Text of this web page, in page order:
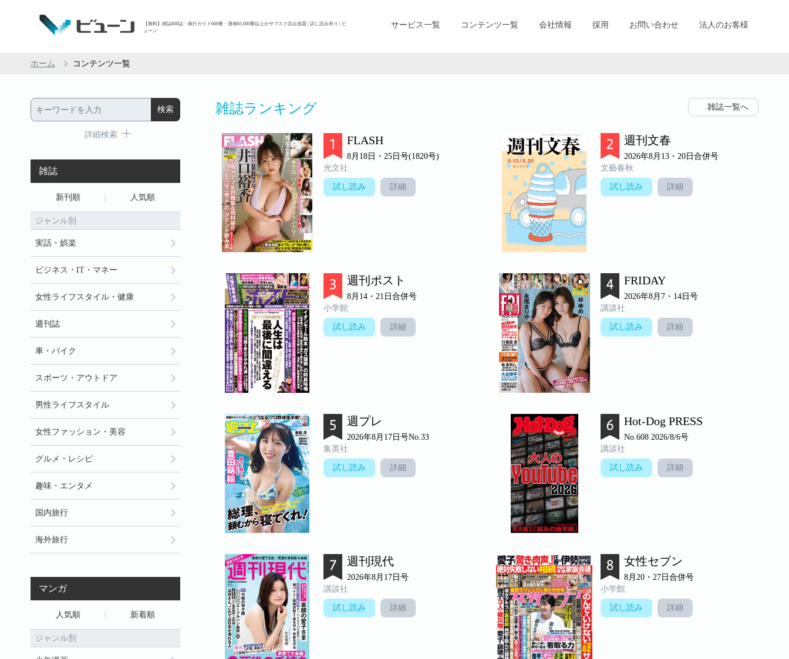
【無料】雑誌800誌・旅行ガイド600冊・漫画65,000冊以上がサブスク読み放題 | 試し読み有り | ビ
ューン
サービス一覧 コンテンツ一覧 会社情報 採用 お問い合わせ 法人のお客様
ホーム コンテンツ一覧
雑誌ランキング 雑誌一覧へ
FLASH
8月18日・25日号(1820号)
光文社
試し読み 詳細
週刊文春
2026年8月13・20日合併号
文藝春秋
試し読み 詳細
週刊ポスト
8月14・21日合併号
小学館
試し読み 詳細
FRIDAY
2026年8月7・14日号
講談社
試し読み 詳細
週プレ
2026年8月17日号No.33
集英社
試し読み 詳細
Hot-Dog PRESS
No.608 2026/8/6号
講談社
試し読み 詳細
週刊現代
2026年8月17日号
講談社
試し読み 詳細
女性セブン
8月20・27日合併号
小学館
試し読み 詳細
詳細検索
雑誌
新刊順 人気順
ジャンル別
実話・娯楽
ビジネス・IT・マネー
女性ライフスタイル・健康
週刊誌
車・バイク
スポーツ・アウトドア
男性ライフスタイル
女性ファッション・美容
グルメ・レシピ
趣味・エンタメ
国内旅行
海外旅行
マンガ
人気順 新着順
ジャンル別